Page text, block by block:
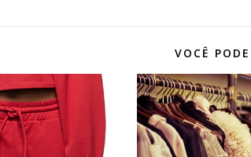
VOCÊ